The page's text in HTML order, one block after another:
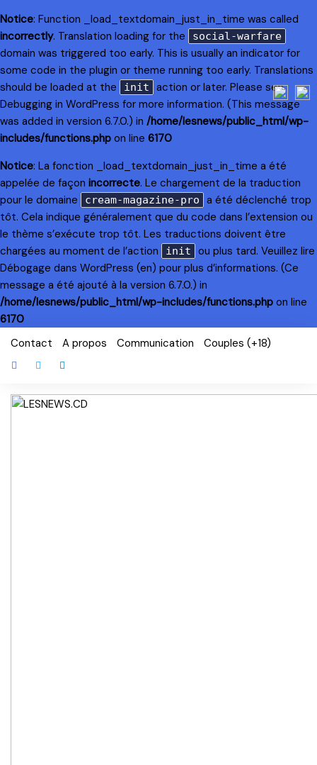
Notice: Function _load_textdomain_just_in_time was called
incorrectly. Translation loading for the social-warfare
domain was triggered too early. This is usually an indicator for
some code in the plugin or theme running too early. Translations
should be loaded at the
init
action or later. Please see
Debugging in WordPress for more information. (This message
was added in version 6.7.0.) in /home/lesnews/public_html/wp-
includes/functions.php on line 6170
Notice: La fonction _load_textdomain_just_in_time a été
appelée de façon incorrecte. Le chargement de la traduction
pour le domaine
cream-magazine-pro
a été déclenché trop
tôt. Cela indique généralement que du code dans l’extension ou
le thème s’exécute trop tôt. Les traductions doivent être
chargées au moment de l’action
init
ou plus tard. Veuillez lire
Débogage dans WordPress (en) pour plus d’informations. (Ce
message a été ajouté à la version 6.7.0.) in
/home/lesnews/public_html/wp-includes/functions.php on line
6170
Skip
content
Contact A propos Communication Couples (+18)